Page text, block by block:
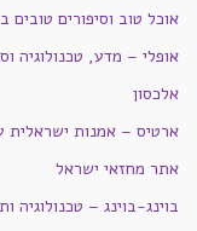
אוכל טוב וסיפורים
אופלי – מדע, טכנולוגיה
אלכסון
ארטיס – אמנות ישראלית
אתר מחזאי ישראל
בוינג-בוינג – טכנולוגיה